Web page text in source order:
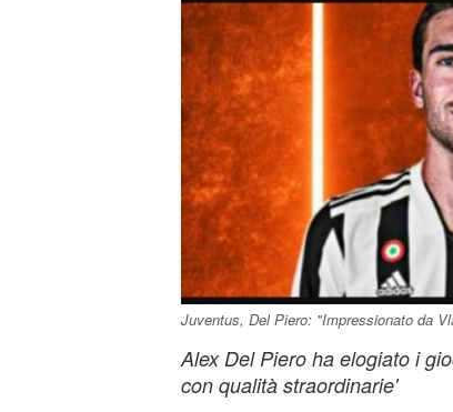
Juventus, Del Piero: "Impressionato da
Alex Del Piero ha elogiato i
con qualità straordinarie'